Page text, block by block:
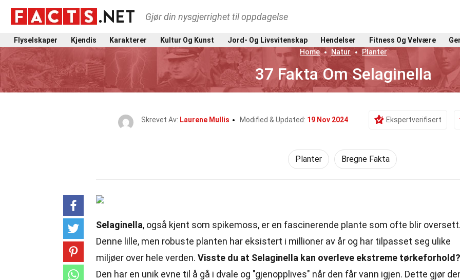
Gjør din nysgjerrighet til oppdagelse
Flyselskaper Kjendis Karakterer Kultur Og Kunst Jord- Og Livsvitenskap Hendelser Fitness Og Velvære
Home
Natur Planter
37 Fakta Om Selaginella
Skrevet Av: Laurene Mullis Modified & Updated: 19 Nov 2024 Ekspertverifisert
Planter Bregne Fakta
Selaginella, også kjent som spikemoss, er en fascinerende plante som ofte blir oversett.
Denne lille, men robuste planten har eksistert i millioner av år og har tilpasset seg ulike
miljøer over hele verden. Visste du at Selaginella kan overleve ekstreme tørkeforhold?
Den har en unik evne til å gå i dvale og "gjenopplives" når den får vann igjen. Dette gjør